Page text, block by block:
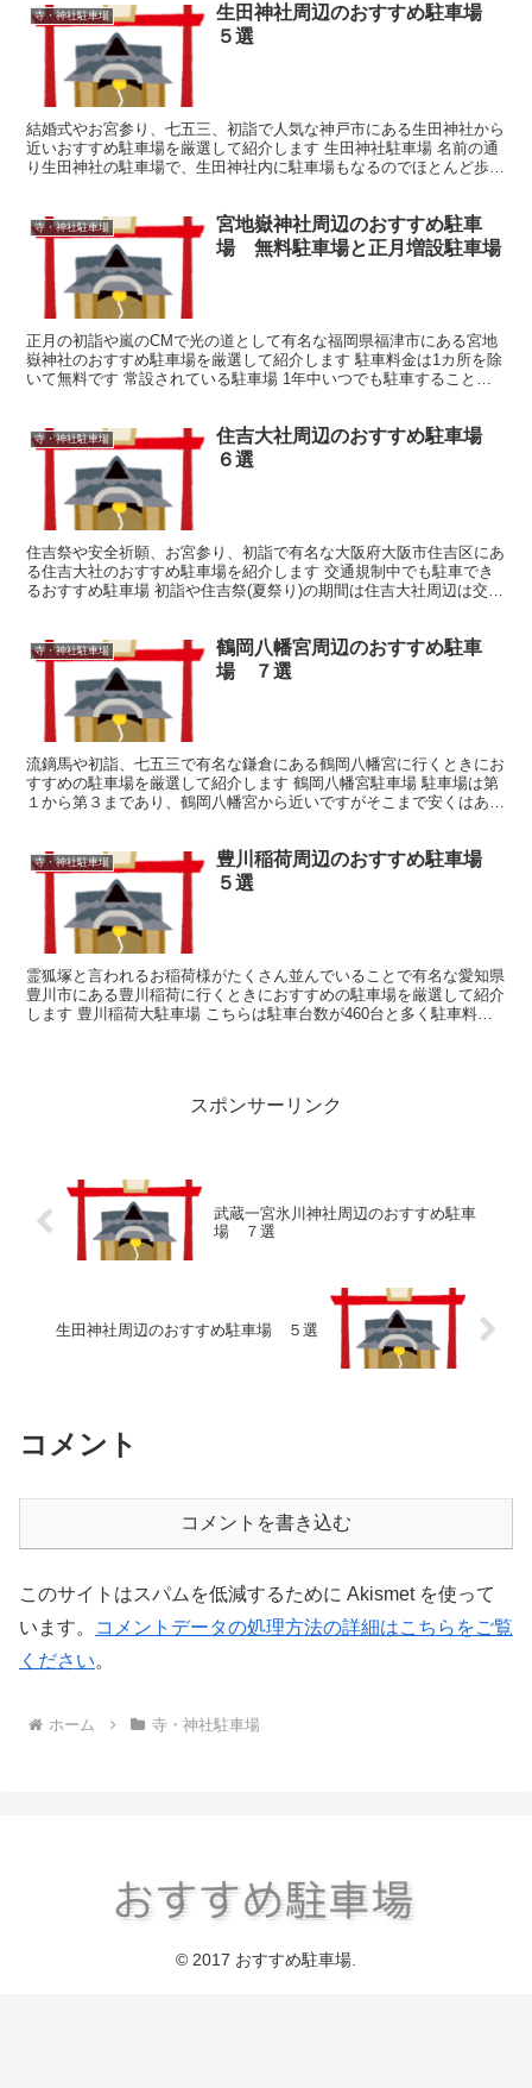
寺・神社駐車場
生田神社周辺のおすすめ駐車場
５選
結婚式やお宮参り、七五三、初詣で人気な神戸市にある生田神社から
近いおすすめ駐車場を厳選して紹介します 生田神社駐車場 名前の通
り生田神社の駐車場で、生田神社内に駐車場もなるのでほとんど歩か
寺・神社駐車場
宮地嶽神社周辺のおすすめ駐車
場 無料駐車場と正月増設駐車場
正月の初詣や嵐のCMで光の道として有名な福岡県福津市にある宮地
嶽神社のおすすめ駐車場を厳選して紹介します 駐車料金は1カ所を除
いて無料です 常設されている駐車場 1年中いつでも駐車することが
寺・神社駐車場
住吉大社周辺のおすすめ駐車場
６選
住吉祭や安全祈願、お宮参り、初詣で有名な大阪府大阪市住吉区にあ
る住吉大社のおすすめ駐車場を紹介します 交通規制中でも駐車でき
るおすすめ駐車場 初詣や住吉祭(夏祭り)の期間は住吉大社周辺は交通
寺・神社駐車場
鶴岡八幡宮周辺のおすすめ駐車
場 ７選
流鏑馬や初詣、七五三で有名な鎌倉にある鶴岡八幡宮に行くときにお
すすめの駐車場を厳選して紹介します 鶴岡八幡宮駐車場 駐車場は第
１から第３まであり、鶴岡八幡宮から近いですがそこまで安くはあり
寺・神社駐車場
豊川稲荷周辺のおすすめ駐車場
５選
霊狐塚と言われるお稲荷様がたくさん並んでいることで有名な愛知県
豊川市にある豊川稲荷に行くときにおすすめの駐車場を厳選して紹介
します 豊川稲荷大駐車場 こちらは駐車台数が460台と多く駐車料金
スポンサーリンク
武蔵一宮氷川神社周辺のおすすめ駐車
場 ７選
生田神社周辺のおすすめ駐車場 ５選
コメント
コメントを書き込む
このサイトはスパムを低減するために Akismet を使って
います。
コメントデータの処理方法の詳細はこちらをご覧
ください。
ホーム 寺・神社駐車場
© 2017 おすすめ駐車場.